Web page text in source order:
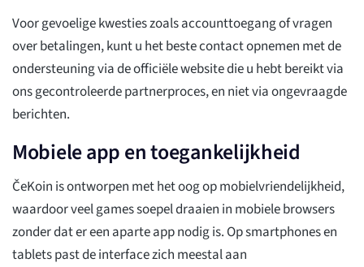
Voor gevoelige kwesties zoals accounttoegang of vragen
over betalingen, kunt u het beste contact opnemen met de
ondersteuning via de officiële website die u hebt bereikt via
ons gecontroleerde partnerproces, en niet via ongevraagde
berichten.
Mobiele app en toegankelijkheid
ČeKoin is ontworpen met het oog op mobielvriendelijkheid,
waardoor veel games soepel draaien in mobiele browsers
zonder dat er een aparte app nodig is. Op smartphones en
tablets past de interface zich meestal aan